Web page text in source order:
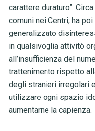
carattere duraturo”.
comuni nei Centri, ha
generalizzato
in qualsivoglia attivitò
all’insufficienza del
trattenimento rispetto
degli stranieri irregolari
utilizzare ogni spazio
aumentarne la capienza.